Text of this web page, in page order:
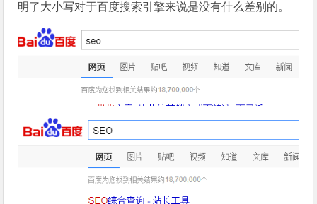
明了大小写对于百度搜索引擎来说是没有什么差别的。